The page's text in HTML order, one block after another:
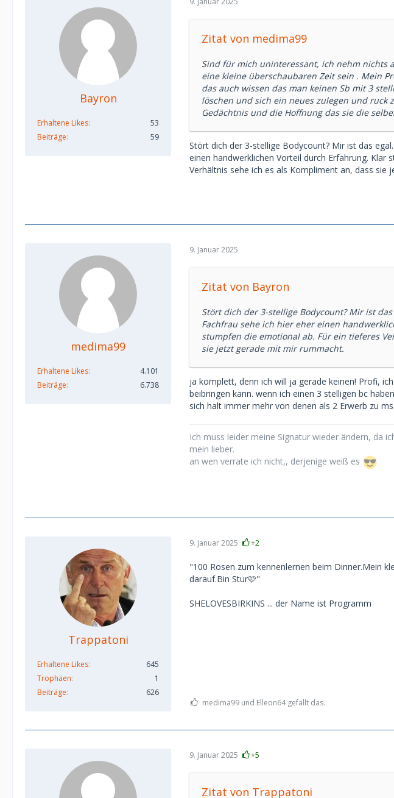
Bayron
Erhaltene Likes
53
Beiträge
59
Zitat von medima99
Sind für mich uninteressant, ich nehm nichts
eine kleine überschaubaren Zeit sein . Mein
das auch wissen das man keinen Sb mit 3
löschen und sich ein neues zulegen und ruck
Gedächtnis und die Hoffnung das sie die
Stört dich der 3-stellige Bodycount? Mir ist das
einen handwerklichen Vorteil durch Erfahrung.
Verhältnis sehe ich es als Kompliment an, dass sie
medima99
Erhaltene Likes
4.101
Beiträge
6.738
9. Januar 2025
Zitat von Bayron
Stört dich der 3-stellige Bodycount? Mir ist
Fachfrau sehe ich hier eher einen
stumpfen die emotional ab. Für ein tieferes
sie jetzt gerade mit mir rummacht.
ja komplett, denn ich will ja gerade keinen! Profi,
beibringen kann. wenn ich einen 3 stelligen bc
sich halt immer mehr von denen als 2 Erwerb zu
Ich muss leider meine Signatur wieder ändern, da
mein lieber.
an wen verrate ich nicht,, derjenige weiß es
Trappatoni
Erhaltene Likes
645
Trophäen
1
Beiträge
626
9. Januar 2025 +2
"100 Rosen zum kennenlernen beim Dinner.Mein
darauf.Bin Stur🩷"
SHELOVESBIRKINS ... der Name ist Programm
medima99 und Elleon64 gefällt das.
9. Januar 2025 +5
Zitat von Trappatoni